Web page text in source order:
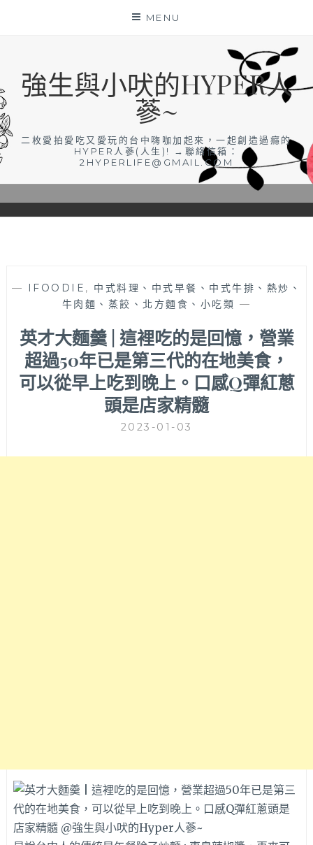
MENU
強生與小吠的HYPER人
蔘~
二枚愛拍愛吃又愛玩的台中嗨咖加起來，一起創造過癮的
HYPER人蔘(人生)! →聯絡信箱：
2HYPERLIFE@GMAIL.COM
— IFOODIE , 中式料理、中式早餐、中式牛排、熱炒、
牛肉麵、蒸餃、北方麵食、小吃類 —
英才大麵羹 | 這裡吃的是回憶，營業
超過50年已是第三代的在地美食，
可以從早上吃到晚上。口感Q彈紅蔥
頭是店家精髓
2023-01-03